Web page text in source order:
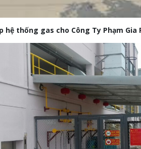
hệ thống gas cho Công Ty Phạm